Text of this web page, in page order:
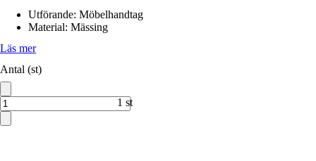
Utförande: Möbelhandtag
Material: Mässing
Läs mer
Antal (st)
1 st